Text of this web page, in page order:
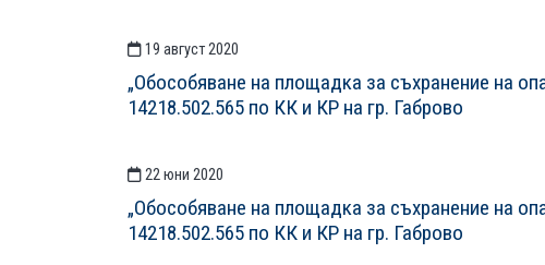
19 август 2020
„Обособяване на площадка за съхранение на
14218.502.565 по КК и КР на гр. Габрово
22 юни 2020
„Обособяване на площадка за съхранение на
14218.502.565 по КК и КР на гр. Габрово